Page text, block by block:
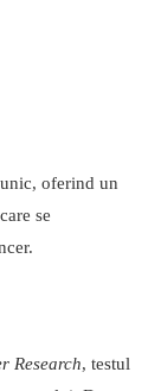
oferind un
se
Research, testul